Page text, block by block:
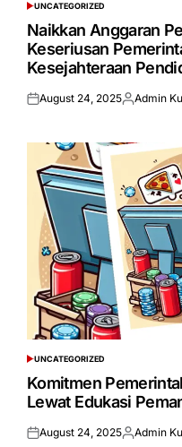
POSTED
IN
UNCATEGORIZED
Naikkan Anggaran
Keseriusan
Kesejahteraan
Posted
August 24, 2025Posted
Admin
POSTED
IN
UNCATEGORIZED
Komitmen
Lewat Edukasi
Posted
August 24, 2025Posted
Admin